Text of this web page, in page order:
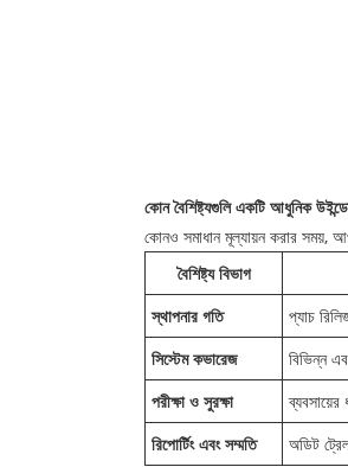
কোন বৈশিষ্ট্যগুলি একটি আধুনিক
কোনও সমাধান মূল্যায়ন করার সময়,
বৈশিষ্ট্য বিভাগ
স্থাপনার গতি
প্যাচ
সিস্টেম কভারেজ
বিভিন্ন
পরীক্ষা ও সুরক্ষা
রিপোর্টিং এবং সম্মতি
অডিট